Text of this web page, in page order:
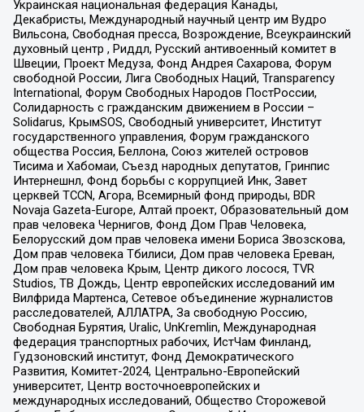
Украинская национальная федерация Канады,
Декабристы, Международный научный центр им Вудро
Вильсона, Свободная пресса, Возрождение, Всеукраинский
духовный центр , Риддл, Русский антивоенный комитет в
Швеции, Проект Медуза, Фонд Андрея Сахарова, Форум
свободной России, Лига Свободных Наций, Transparеncy
International, Форум Свободных Народов ПостРоссии,
Солидарность с гражданским движением в России –
Solidarus, КрымSOS, Свободный университет, Институт
государственного управления, Форум гражданского
общества Россия, Беллона, Союз жителей островов
Тисима и Хабомаи, Съезд народных депутатов, Гринпис
Интернешнл, Фонд борьбы с коррупцией Инк, Завет
церквей TCCN, Агора, Всемирный фонд природы, BDR
Novaja Gazeta-Europe, Алтай проект, Образовательный дом
прав человека Чернигов, Фонд Дом Прав Человека,
Белорусский дом прав человека имени Бориса Звозскова,
Дом прав человека Тбилиси, Дом прав человека Ереван,
Дом прав человека Крым, Центр дикого лосося, TVR
Studios, ТВ Дождь, Центр европейских исследований им
Вилфрида Мартенса, Сетевое объединение журналистов
расследователей, АЛЛАТРА, За свободную Россию,
Свободная Бурятия, Uralic, UnKremlin, Международная
федерация транспортных рабочих, ИстЧам Финланд,
Гудзоновский институт, Фонд Демократического
Развития, Комитет-2024, Центрально-Европейский
университет, Центр восточноевропейских и
международных исследований, Общество Сторожевой